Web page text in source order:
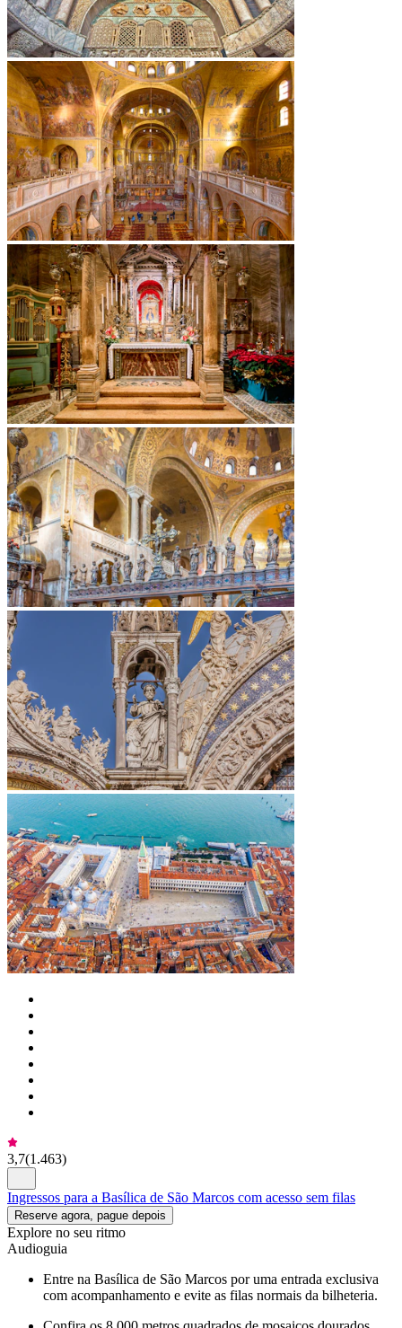
3,7(1.463)
Ingressos para a Basílica de São Marcos com acesso sem filas
Reserve agora, pague depois
Explore no seu ritmo
Audioguia
Entre na Basílica de São Marcos por uma entrada exclusiva
com acompanhamento e evite as filas normais da bilheteria.